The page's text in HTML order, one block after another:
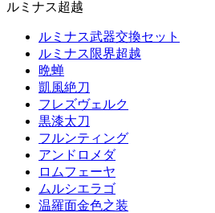
ルミナス超越
ルミナス武器交換セット
ルミナス限界超越
晩蝉
凱風絶刀
フレズヴェルク
黒漆太刀
フルンティング
アンドロメダ
ロムフェーヤ
ムルシエラゴ
温羅面金色之装